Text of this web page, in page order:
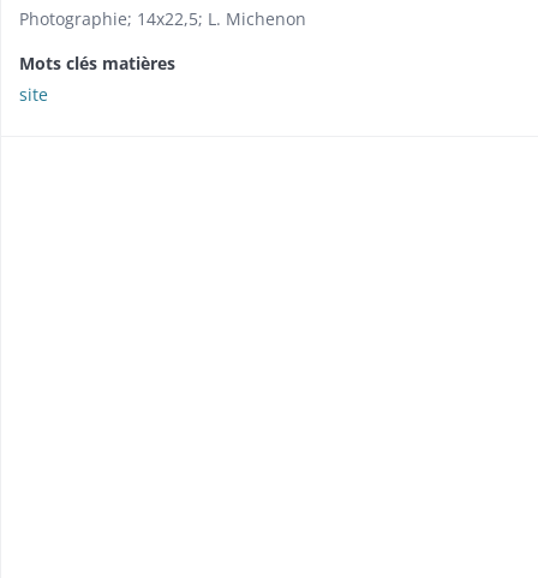
Photographie; 14x22,5; L. Michenon
Mots clés matières
site